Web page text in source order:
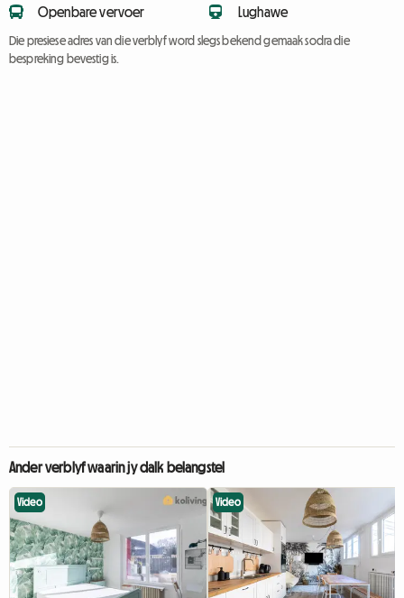
Openbare vervoer Lughawe
Die presiese adres van die verblyf word slegs bekend gemaak sodra die
bespreking bevestig is.
Ander verblyf waarin jy dalk belangstel
Video Video